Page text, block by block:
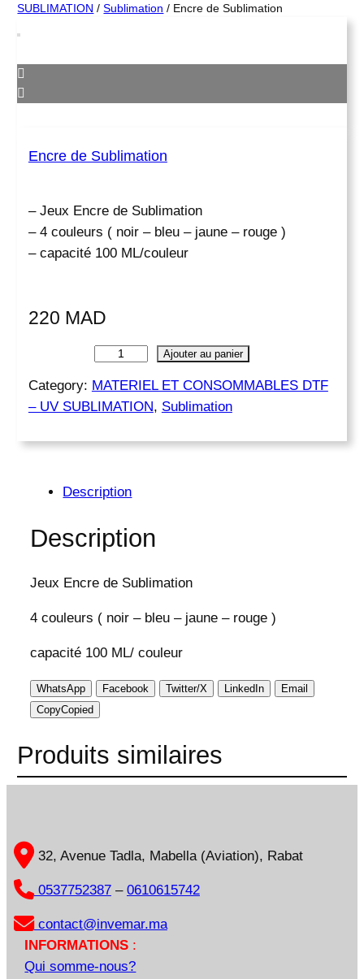
SUBLIMATION /Sublimation / Encre de Sublimation
Encre de Sublimation
– Jeux Encre de Sublimation
– 4 couleurs ( noir – bleu – jaune – rouge )
– capacité 100 ML/couleur
220 MAD
a
n
i
d
E
n
r
d
S
b
l
m
a
t
Ajouter au panier
Category: MATERIEL ET CONSOMMABLES DTF
– UV SUBLIMATION, Sublimation
Description
Description
Jeux Encre de Sublimation
4 couleurs ( noir – bleu – jaune – rouge )
capacité 100 ML/ couleur
WhatsApp Facebook Twitter/X LinkedIn
Email
CopyCopied
Produits similaires
32, Avenue Tadla, Mabella (Aviation), Rabat
0537752387– 0610615742
contact@invemar.ma
INFORMATIONS :
Qui somme-nous?